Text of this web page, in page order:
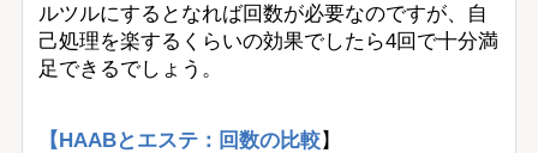
ルツルにするとなれば回数が必要なのですが、自
己処理を楽するくらいの効果でしたら4回で十分満
足できるでしょう。
【HAABとエステ：回数の比較】